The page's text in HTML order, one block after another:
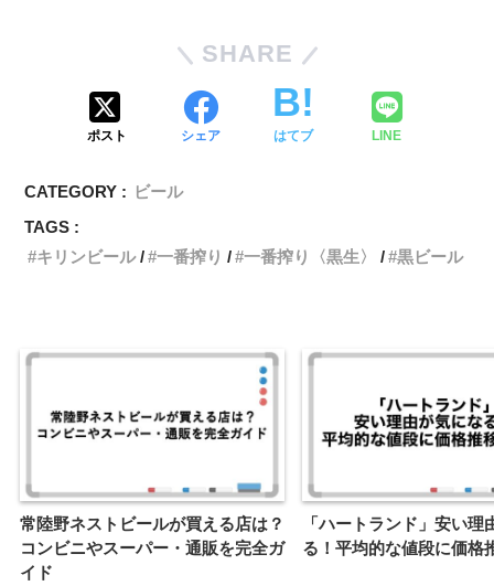
SHARE
ポスト シェア はてブ LINE
CATEGORY : ビール
TAGS :
キリンビール
一番搾り 一番搾り〈黒生〉 黒ビール
常陸野ネストビールが買える店は？
コンビニやスーパー・通販を完全ガ
イド
「ハートランド」安い理
る！平均的な値段に価格